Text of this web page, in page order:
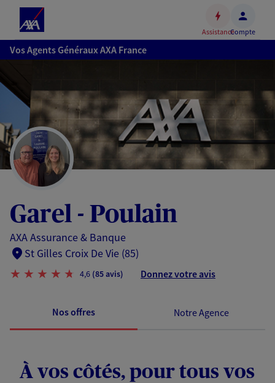
Accéder
au
Accéder
au
pied
de
page
AssistanceCompte
Vos Agents Généraux AXA France
Garel - Poulain
AXA Assurance & Banque
St Gilles Croix De Vie (85)
4,6 (85 avis) Donnez votre avis
Nos offres Notre Agence
À vos côtés, pour tous vos